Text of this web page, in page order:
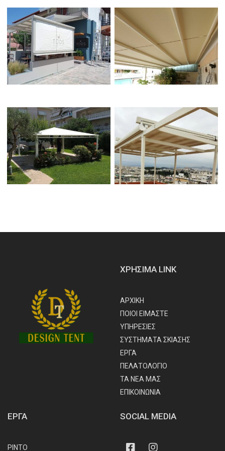
ΨΗΦΙΑΚΕΣ ΕΚΤΥΠΩΣΕΙΣ ΠΕΡΓΚΟΤΕΝΤΕΣ
ΕΙΔΙΚΕΣ ΚΑΤΑΣΚΕΥΕΣ ΠΕΡΓΚΟΛΕΣ
ΧΡΗΣΙΜΑ LINK
ΑΡΧΙΚΗ
ΠΟΙΟΙ ΕΙΜΑΣΤΕ
ΥΠΗΡΕΣΙΕΣ
ΣΥΣΤΗΜΑΤΑ ΣΚΙΑΣΗΣ
ΕΡΓΑ
ΠΕΛΑΤΟΛΟΓΙΟ
ΤΑ ΝΕΑ ΜΑΣ
ΕΠΙΚΟΙΝΩΝΙΑ
ΕΡΓΑ
ΡΙΝΤΟ
SOCIAL MEDIA
FacebookInstagram